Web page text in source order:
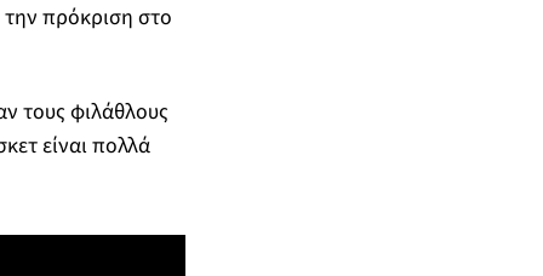
την πρόκριση στο
τους φιλάθλους
είναι πολλά